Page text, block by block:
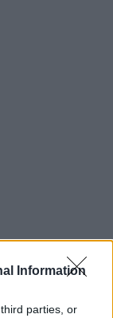
Information
parties, or